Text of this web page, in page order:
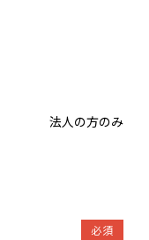
法人の方のみ
必須